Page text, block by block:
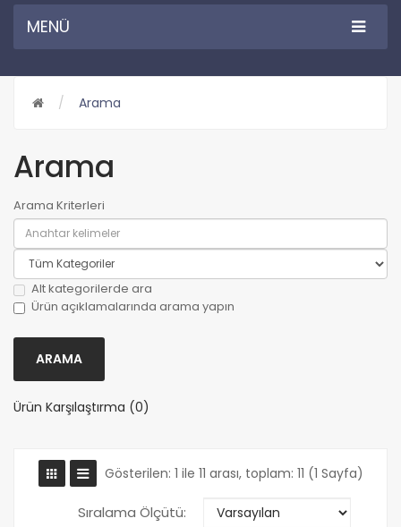
MENÜ
Arama
Arama
Arama Kriterleri
Alt kategorilerde ara
Ürün açıklamalarında arama yapın
Ürün Karşılaştırma (0)
Gösterilen: 1 ile 11 arası, toplam: 11 (1 Sayfa)
Sıralama Ölçütü: